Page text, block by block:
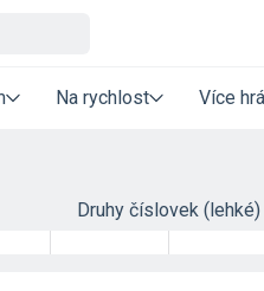
Na rychlost Více
Druhy číslovek (lehké)